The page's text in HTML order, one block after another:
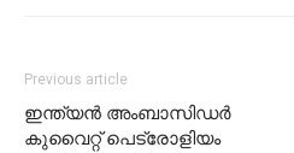
Previous article
ഇന്ത്യന്‍ അംബാസിഡർ
കുവൈറ്റ് പെട്രോളിയം